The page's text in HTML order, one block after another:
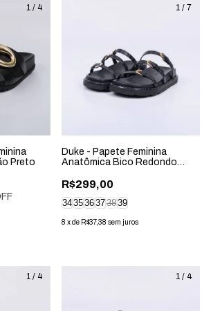
1 / 4
Preto
1 / 7
Duke - Papete Feminina
Anatômica Bico Redondo
R$299,00
343536373839
8 xde R$37,38 sem juros
1 / 4 1 / 4